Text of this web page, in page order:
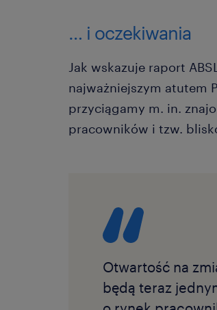
… i oczekiwania
Jak wskazuje raport
najważniejszym atutem
przyciągamy m. in.
pracowników i tzw.
Otwartość na
będą teraz